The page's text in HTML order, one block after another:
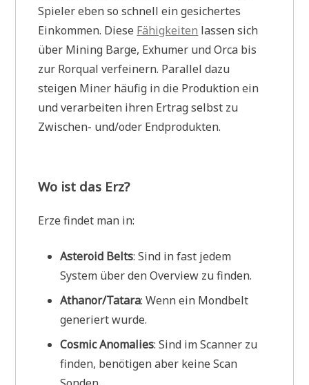
Spieler eben so schnell ein gesichertes
Einkommen. Diese Fähigkeiten lassen sich
über Mining Barge, Exhumer und Orca bis
zur Rorqual verfeinern. Parallel dazu
steigen Miner häufig in die Produktion ein
und verarbeiten ihren Ertrag selbst zu
Zwischen- und/oder Endprodukten.
Wo ist das Erz?
Erze findet man in:
Asteroid Belts: Sind in fast jedem
System über den Overview zu finden.
Athanor/Tatara: Wenn ein Mondbelt
generiert wurde.
Cosmic Anomalies: Sind im Scanner zu
finden, benötigen aber keine Scan